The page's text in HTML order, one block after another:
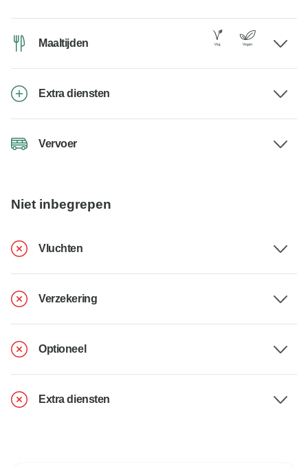
Maaltijden
Extra diensten
Vervoer
Niet inbegrepen
Vluchten
Verzekering
Optioneel
Extra diensten